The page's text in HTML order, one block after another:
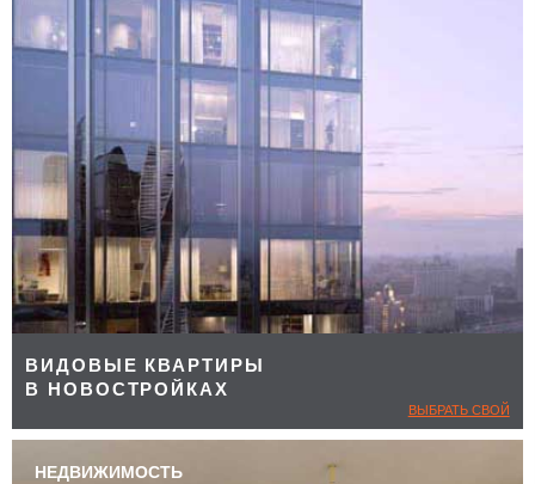
ВИДОВЫЕ КВАРТИРЫ
В НОВОСТРОЙКАХ
ВЫБРАТЬ СВОЙ
НЕДВИЖИМОСТЬ